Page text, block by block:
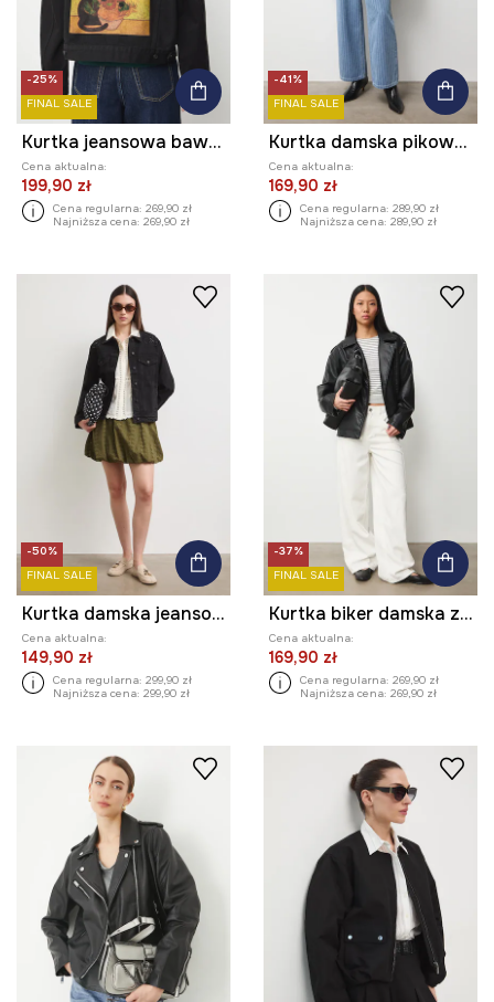
-25%
FINAL SALE
Kurtka jeansowa bawełniana z okazji Dnia Kota
Cena aktualna:
199,90 zł
Cena regularna: 269,90 zł
Najniższa cena: 269,90 zł
-41%
FINAL SALE
Kurtka damska pikowana
Cena aktualna:
169,90 zł
Cena regularna: 289,90 zł
Najniższa cena: 289,90 zł
-50%
FINAL SALE
Kurtka damska jeansowa
Cena aktualna:
149,90 zł
Cena regularna: 299,90 zł
Najniższa cena: 299,90 zł
-37%
FINAL SALE
Kurtka biker damska z imitacji skóry
Cena aktualna:
169,90 zł
Cena regularna: 269,90 zł
Najniższa cena: 269,90 zł